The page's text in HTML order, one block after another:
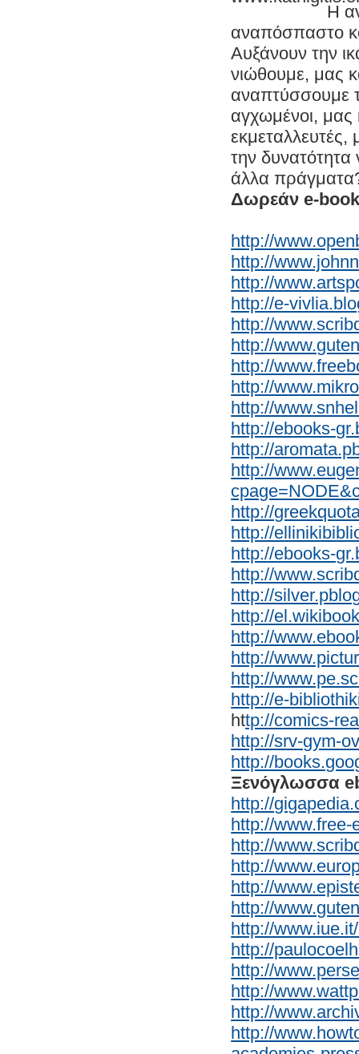
Η
αναπόσπαστο
Αυξάνουν την
νιώθουμε, μας
αναπτύσσουμε
αγχωμένοι, μας
εκμεταλλευτές,
την
άλλα
Δωρεάν e-
http://
http://
http://
http://e-
http://
http://
http://
http://
http://
http://ebooks-
http://
http://
http://
http://
http://ebooks-
http://
http://
http://
http://
http://
http://
http://e-
http://comics-
http://srv-gym-
http://
Ξενόγλωσσα
http://
http://www.free-
http://
http://
http://
http://
http://
http://
http://
http://
http://
http://